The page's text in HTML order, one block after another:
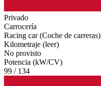
Privado
Carrocería
Racing car (Coche de carreras)
Kilometraje (leer)
No provisto
Potencia (kW/CV)
99 / 134